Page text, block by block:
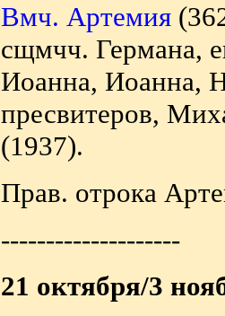
Вмч. Артемия
сщмчч. Германа,
Иоанна, Иоанна,
пресвитеров,
(1937).
Прав. отрока
--------------------
21 октября/3